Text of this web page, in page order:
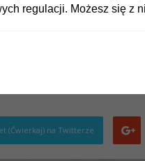
mamie i
(Ćwierkaj) na Twitterze
regulacji. Możesz się z